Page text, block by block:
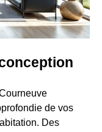
de vos
Des